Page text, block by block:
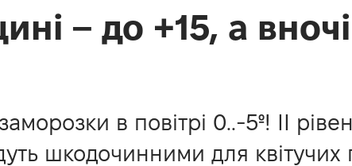
– до +15, а
в повітрі 0..-5º! ІІ
шкодочинними для квітучих